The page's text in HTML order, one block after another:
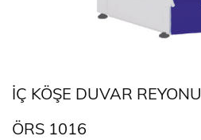
İÇ KÖŞE DUVAR REYONU
ÖRS 1016